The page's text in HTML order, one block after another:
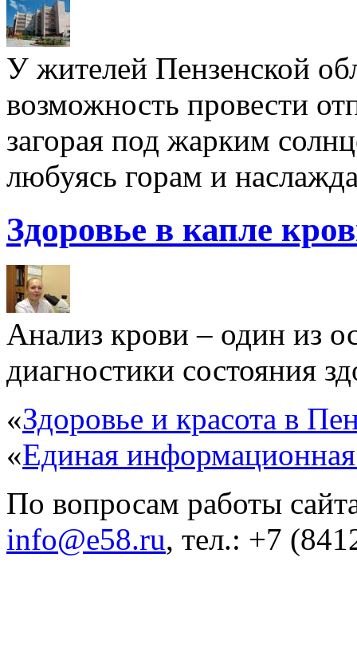
У жителей Пензенской
возможность провести
загорая под жарким
любуясь горам и
Здоровье в капле
Анализ крови – один из
диагностики состояния
«Здоровье и красота в
«Единая
По вопросам работы
info@e58.ru, тел.: +7